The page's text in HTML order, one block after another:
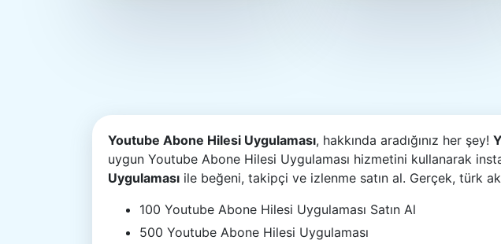
Youtube Abone Hilesi Uygulaması, hakkında aradığınız her şey!
uygun Youtube Abone Hilesi Uygulaması hizmetini kullanarak
Uygulaması ile beğeni, takipçi ve izlenme satın al. Gerçek, türk
100 Youtube Abone Hilesi Uygulaması Satın Al
500 Youtube Abone Hilesi Uygulaması